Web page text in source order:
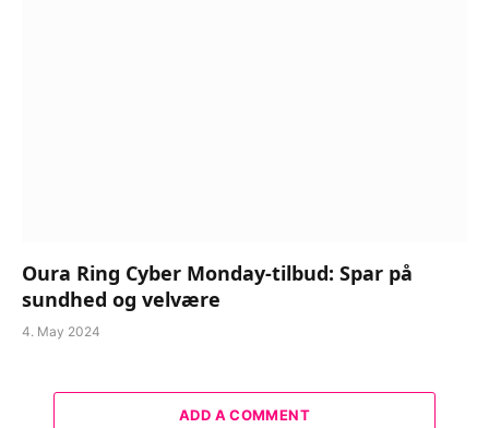
Oura Ring Cyber Monday-tilbud: Spar på
sundhed og velvære
4. May 2024
ADD A COMMENT